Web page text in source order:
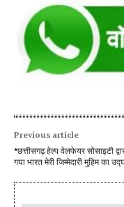
Previous article
*छत्तीसगढ़ हेल्प वेलफेयर सोसाइटी
गया भारत मेरी जिम्मेदारी मुहिम का